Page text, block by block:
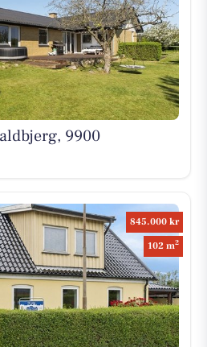
9900
845.000 kr
102 m2